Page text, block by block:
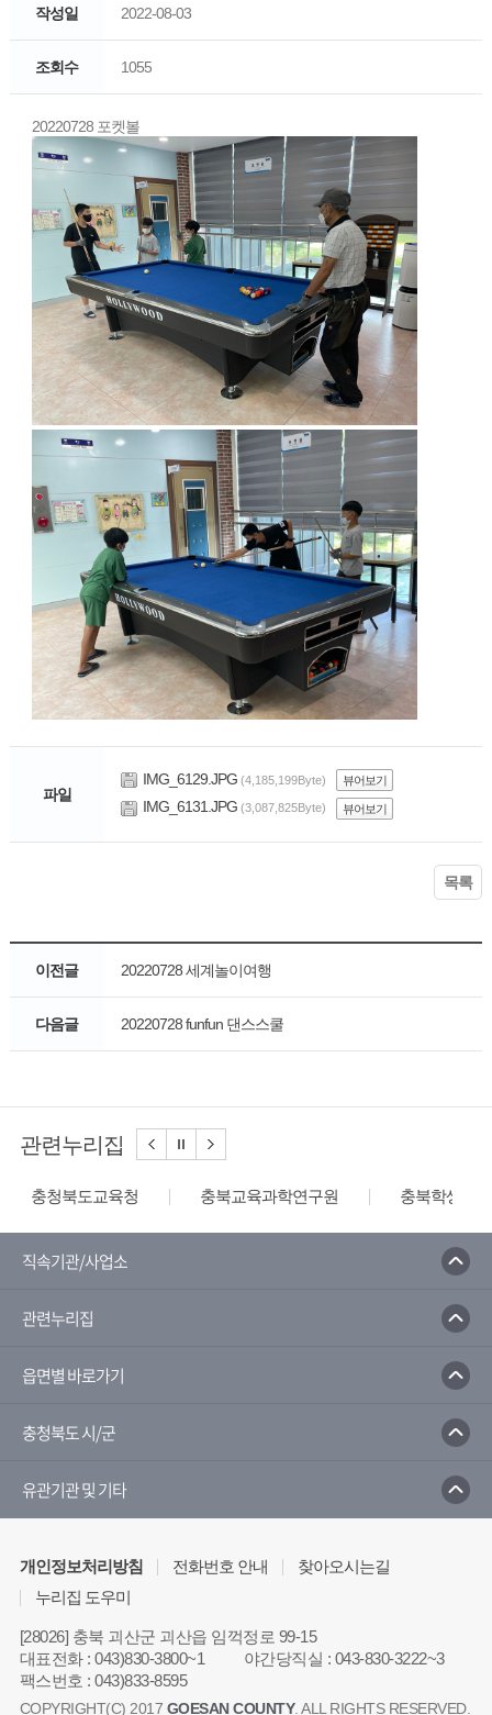
작성일 2022-08-03
조회수 1055
20220728 포켓볼
파일
IMG_6129.JPG (4,185,199Byte) 뷰어보기
IMG_6131.JPG (3,087,825Byte) 뷰어보기
목록
이전글 20220728 세계놀이여행
다음글 20220728 funfun 댄스스쿨
관련누리집
충청북도교육청 충북교육과학연구원 충북학생교
직속기관/사업소
관련누리집
읍면별 바로가기
충청북도 시/군
유관기관 및 기타
개인정보처리방침 전화번호 안내
찾아오시는길
누리집 도우미
[28026] 충북 괴산군 괴산읍 임꺽정로 99-15
대표전화:043)830-3800~1 야간당직실 : 043-830-3222~3
팩스번호 :043)833-8595
COPYRIGHT(C) 2017 GOESAN COUNTY. ALL RIGHTS RESERVED.